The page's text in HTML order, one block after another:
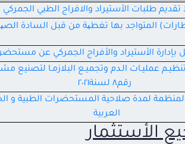
تقديم طلبات الأستيراد والافراج الطبي الجمركي
المتواجد بها تغطیة من قبل السادة
الأستيراد والأفراج الجمركي عن
عمليـات الـدم وتجميـع البلازمـا لتصنيع
رقم٨
لسنة٢٠٢١
المنظمة لمدة صلاحية المستحضرات الطبية و
العربية
الأستثمار